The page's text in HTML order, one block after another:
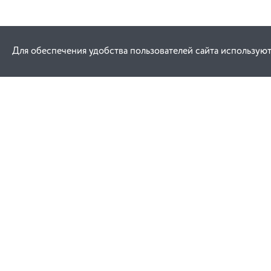
Для обеспечения удобства пользователей сайта